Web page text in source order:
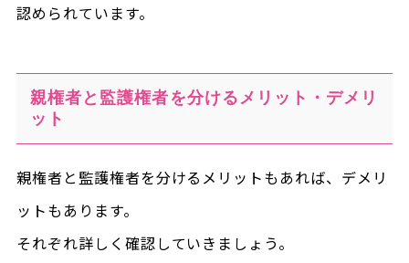
認められています。
親権者と監護権者を分けるメリット・デメリ
ット
親権者と監護権者を分けるメリットもあれば、デメリ
ットもあります。
それぞれ詳しく確認していきましょう。